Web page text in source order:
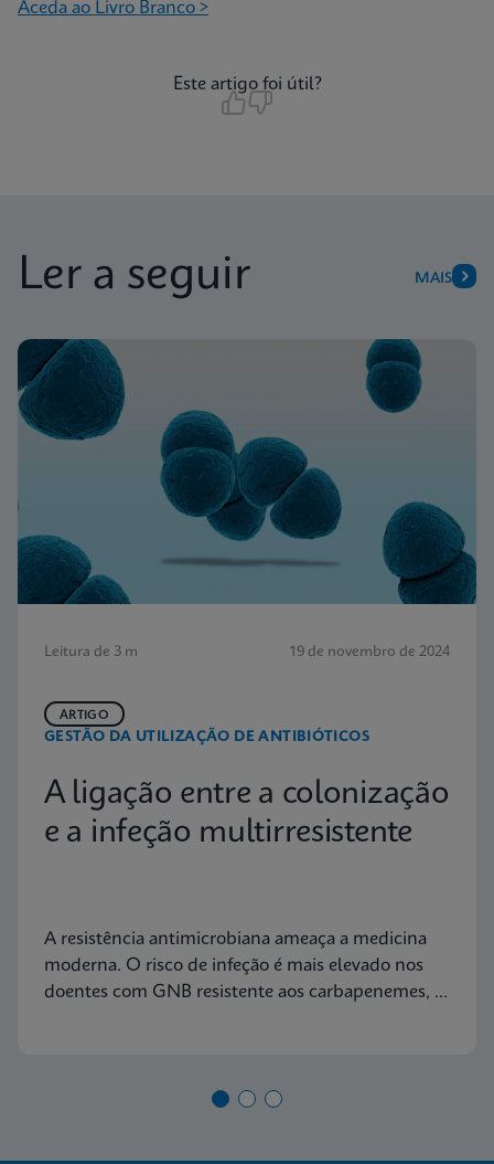
Aceda ao Livro Branco >
Este artigo foi útil?
Ler a seguir MAIS
Leitura de 3 m 19 de novembro de 2024
GESTÃO DA UTILIZAÇÃO DE ANTIBIÓTICOS
ARTIGO
A ligação entre a colonização
e a infeção multirresistente
A resistência antimicrobiana ameaça a medicina
moderna. O risco de infeção é mais elevado nos
doentes com GNB resistente aos carbapenemes, e
instituições de cuidados de saúde.